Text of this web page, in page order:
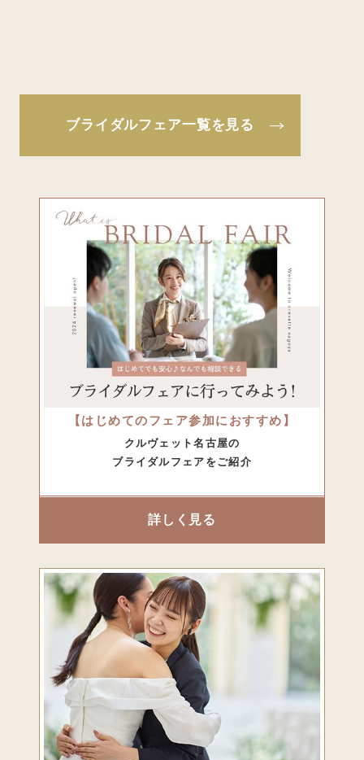
ブライダルフェア一覧を見る
【はじめてのフェア参加におすすめ】
クルヴェット名古屋の
ブライダルフェアをご紹介
詳しく見る